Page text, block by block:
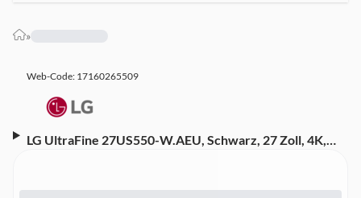
»
Web-Code: 17160265509
LG UltraFine 27US550-W.AEU, Schwarz, 27 Zoll, 4K,